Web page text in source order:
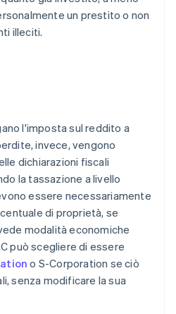
un prestito o non
illeciti.
l'imposta sul reddito a
invece, vengono
dichiarazioni fiscali
la tassazione a livello
essere necessariamente
di proprietà, se
modalità economiche
può scegliere di essere
o S-Corporation se ciò
senza modificare la sua